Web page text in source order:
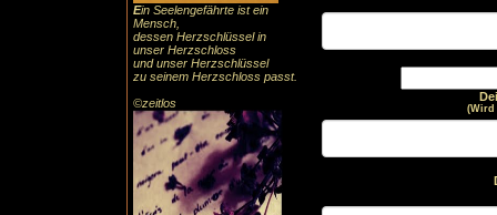
Ein Seelengefährte ist ein
Mensch,
dessen Herzschlüssel in
unser Herzschloss
und unser Herzschlüssel
zu seinem Herzschloss passt.
©zeitlos
(Wird